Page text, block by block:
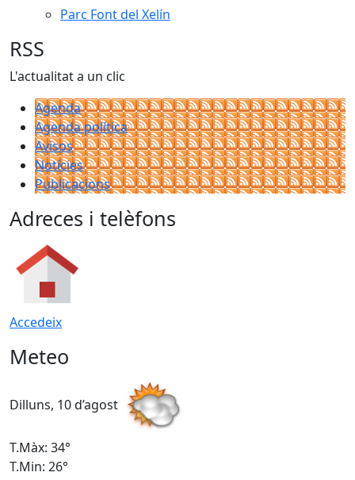
Parc Font del Xelín
RSS
L'actualitat a un clic
Agenda
Agenda política
Avisos
Notícies
Publicacions
Adreces i telèfons
Accedeix
Meteo
Dilluns, 10 d’agost
T.Màx: 34°
T.Min: 26°